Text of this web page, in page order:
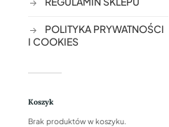
POLITYKA PRYWATNOŚCI
I COOKIES
Koszyk
Brak produktów w koszyku.